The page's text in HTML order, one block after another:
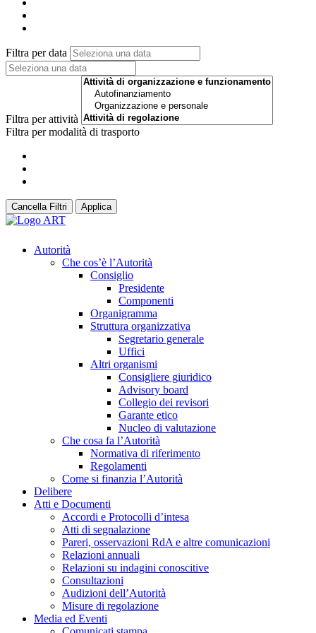
Filtra per data
Filtra per attività
Filtra per modalità di trasporto
Cancella Filtri Applica
Autorità
Che cos’è l’Autorità
Consiglio
Presidente
Componenti
Organigramma
Struttura organizzativa
Segretario generale
Uffici
Altri organismi
Consigliere giuridico
Advisory board
Collegio dei revisori
Garante etico
Nucleo di valutazione
Che cosa fa l’Autorità
Normativa di riferimento
Regolamenti
Come si finanzia l’Autorità
Delibere
Atti e Documenti
Accordi e Protocolli d’intesa
Atti di segnalazione
Pareri, osservazioni RdA e altre comunicazioni
Relazioni annuali
Relazioni su indagini conoscitive
Consultazioni
Audizioni dell’Autorità
Misure di regolazione
Media ed Eventi